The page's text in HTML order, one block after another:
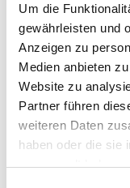
Um die
gewährleisten und
Anzeigen zu
Medien anbieten
Website zu
Partner führen
weiteren Daten
haben oder die sie
gesammelt haben.
ZUBEHÖR UND